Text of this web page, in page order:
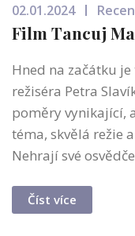
02.01.2024
Film Tancuj
Hned na začátku
režiséra Petra
poměry vynikající,
téma, skvělá režie
Nehrají své
Číst více